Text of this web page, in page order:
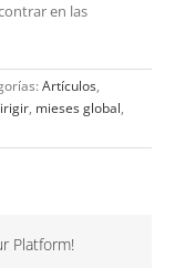
en las
Artículos,
, mieses global,
Platform!